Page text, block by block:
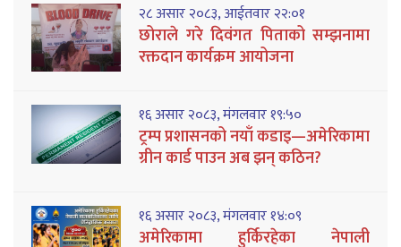
२८ असार २०८३, आईतवार २२:०१
छोराले गरे दिवंगत पिताको सम्झनामा
रक्तदान कार्यक्रम आयोजना
१६ असार २०८३, मंगलवार १९:५०
ट्रम्प प्रशासनको नयाँ कडाइ—अमेरिकामा
ग्रीन कार्ड पाउन अब झन् कठिन?
१६ असार २०८३, मंगलवार १४:०९
अमेरिकामा हुर्किरहेका नेपाली